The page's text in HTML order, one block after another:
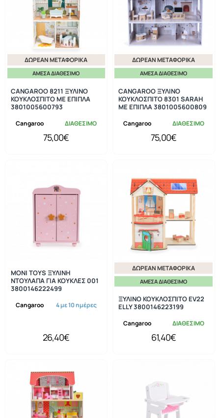
ΆΜΕΣΑ ΔΙΑΘΈΣΙΜΟ
ΔΩΡΕΆΝ ΜΕΤΑΦΟΡΙΚΆ
Cangaroo ΔΙΑΘΕΣΙΜΟ
CANGAROO 8211 ΞΥΛΙΝΟ
ΚΟΥΚΛΟΣΠΙΤΟ ΜΕ ΕΠΙΠΛΑ
3801005600793
75,00€
ΆΜΕΣΑ ΔΙΑΘΈΣΙΜΟ
ΔΩΡΕΆΝ ΜΕΤΑΦΟΡΙΚΆ
Cangaroo ΔΙΑΘΕΣΙΜΟ
CANGAROO ΞΥΛΙΝΟ
ΚΟΥΚΛΟΣΠΙΤΟ 8301 SARAH
ΜΕ ΕΠΙΠΛΑ 3801005600809
75,00€
Cangaroo 4 με 10 ημέρες
MONI TOYS ΞΥΛΙΝΗ
ΝΤΟΥΛΑΠΑ ΓΙΑ ΚΟΥΚΛΕΣ 001
3800146222499
26,40€
ΆΜΕΣΑ ΔΙΑΘΈΣΙΜΟ
ΔΩΡΕΆΝ ΜΕΤΑΦΟΡΙΚΆ
Cangaroo ΔΙΑΘΕΣΙΜΟ
ΞΥΛΙΝΟ ΚΟΥΚΛΟΣΠΙΤΟ EV22
ELLY 3800146223199
61,40€